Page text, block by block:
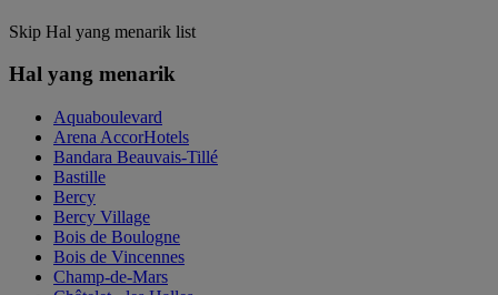
Skip Hal yang menarik list
Hal yang menarik
Aquaboulevard
Arena AccorHotels
Bandara Beauvais-Tillé
Bastille
Bercy
Bercy Village
Bois de Boulogne
Bois de Vincennes
Champ-de-Mars